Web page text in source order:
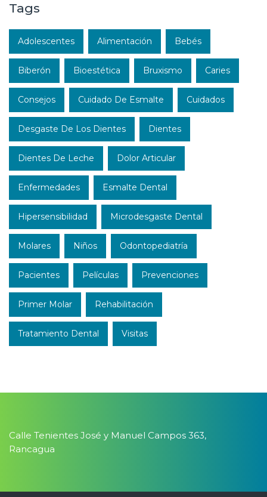
Tags
Adolescentes Alimentación Bebés
Biberón Bioestética Bruxismo Caries
Consejos Cuidado De Esmalte Cuidados
Desgaste De Los Dientes Dientes
Dientes De Leche Dolor Articular
Enfermedades Esmalte Dental
Hipersensibilidad Microdesgaste Dental
Molares Niños Odontopediatría
Pacientes Películas Prevenciones
Primer Molar Rehabilitación
Tratamiento Dental Visitas
Calle Tenientes José y Manuel Campos 363,
Rancagua